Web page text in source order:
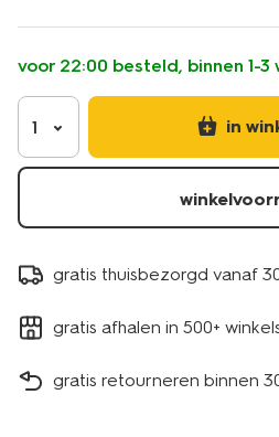
spf30-
17870150.html
voor 22:00 besteld, binnen 1-3
1 in
gratis thuisbezorgd vanaf
gratis afhalen in 500+
gratis retourneren binnen